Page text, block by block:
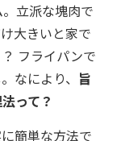
立派な塊肉で
大きいと家で
フライパンで
なにより、 旨
って？
簡単な方法で